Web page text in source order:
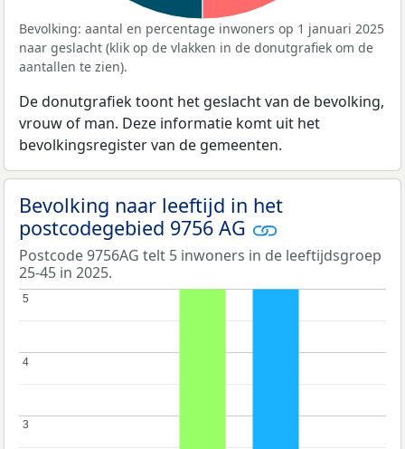
Bevolking: aantal en percentage inwoners op 1 januari 2025
naar geslacht (klik op de vlakken in de donutgrafiek om de
aantallen te zien).
De donutgrafiek toont het geslacht van de bevolking,
vrouw of man. Deze informatie komt uit het
bevolkingsregister van de gemeenten.
Bevolking naar leeftijd in het
postcodegebied 9756 AG
Postcode 9756AG telt 5 inwoners in de leeftijdsgroep
25-45 in 2025.
3
3
4
4
5
5